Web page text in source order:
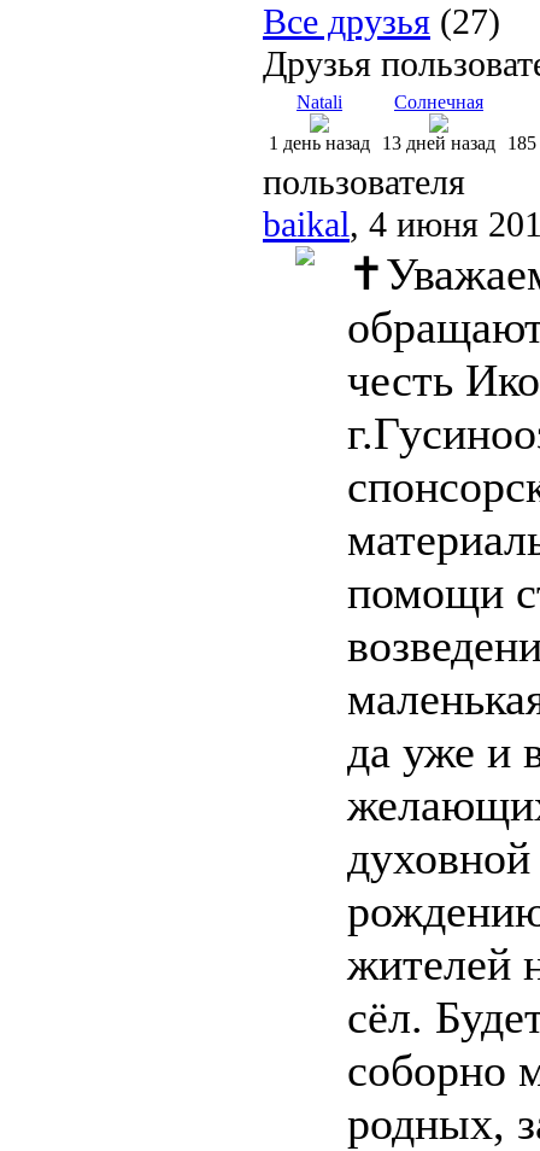
Все друзья (27)
Друзья
Natali
1 день назад
Солнечная
13 дней назад
пользователя
baikal, 4 июня
честь
помощи
да уже и
жителей
сёл.
соборно
родных,